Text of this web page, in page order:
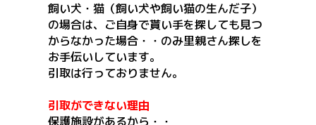
飼い犬・猫（飼い犬や飼い猫の生んだ子）
の場合は、ご自身で貰い手を探しても見つ
からなかった場合・・のみ里親さん探しを
お手伝いしています。
引取は行っておりません。
引取ができない理由
保護施設があるから・・